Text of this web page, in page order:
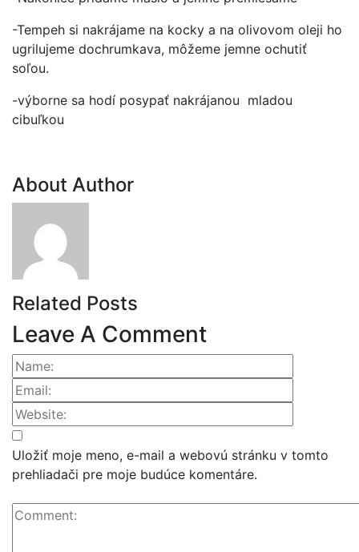
-Tempeh si nakrájame na kocky a na olivovom oleji ho
ugrilujeme dochrumkava, môžeme jemne ochutiť
soľou.
-výborne sa hodí posypať nakrájanou mladou
cibuľkou
About Author
Related Posts
Leave A Comment
Uložiť moje meno, e-mail a webovú stránku v tomto
prehliadači pre moje budúce komentáre.